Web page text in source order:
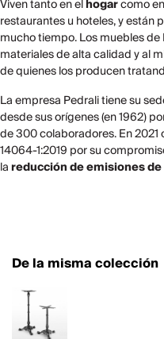
Viven tanto en elhogarcomo en
restaurantes u hoteles, y
mucho tiempo. Los muebles de
materiales de alta calidad y al
de quienes los producen
La empresa Pedrali tiene su
desde sus orígenes (en 1962)
de 300 colaboradores. En
14064-1:2019 por su
lareducción de emisiones
De la misma colección